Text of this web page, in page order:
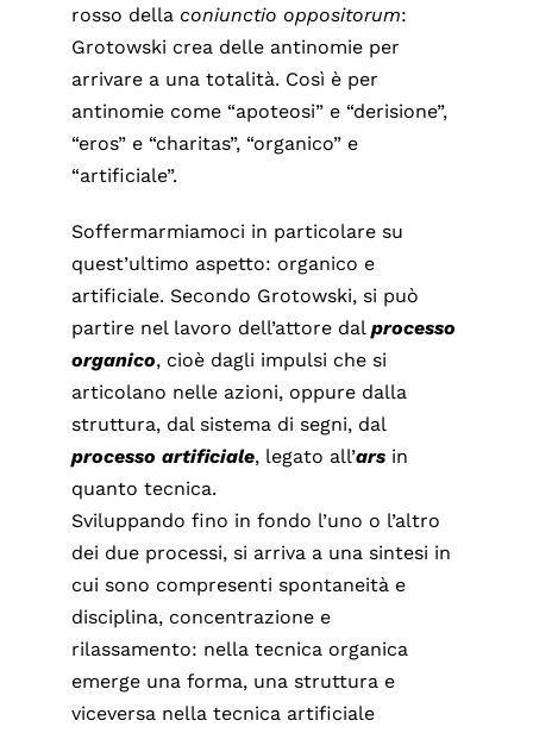
rosso della coniunctio oppositorum:
Grotowski crea delle antinomie per
arrivare a una totalità. Così è per
antinomie come “apoteosi” e “derisione”,
“eros” e “charitas”, “organico” e
“artificiale”.
Soffermarmiamoci in particolare su
quest’ultimo aspetto: organico e
artificiale. Secondo Grotowski, si può
partire nel lavoro dell’attore dal processo
organico, cioè dagli impulsi che si
articolano nelle azioni, oppure dalla
struttura, dal sistema di segni, dal
processo artificiale, legato all’ars in
quanto tecnica.
Sviluppando fino in fondo l’uno o l’altro
dei due processi, si arriva a una sintesi in
cui sono compresenti spontaneità e
disciplina, concentrazione e
rilassamento: nella tecnica organica
emerge una forma, una struttura e
viceversa nella tecnica artificiale